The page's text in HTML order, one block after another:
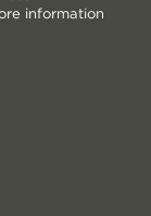
information
— Sivusto